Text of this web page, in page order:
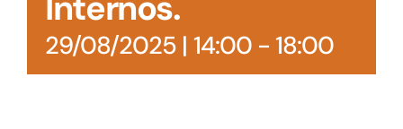
29/08/2025 | 14:00- 18:00